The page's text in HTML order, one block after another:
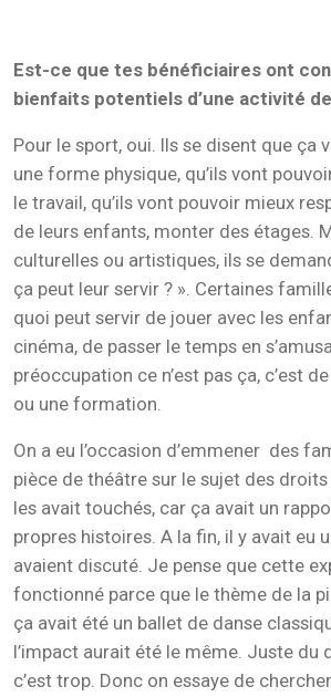
Est-ce que tes bénéficiaires ont
bienfaits potentiels d’une activité
Pour le sport, oui. Ils se disent que ça
une forme physique, qu’ils vont
le travail, qu’ils vont pouvoir mieux
de leurs enfants, monter des étages.
culturelles ou artistiques, ils se
ça peut leur servir ? ». Certaines
quoi peut servir de jouer avec les
cinéma, de passer le temps en
préoccupation ce n’est pas ça, c’est
ou une formation.
On a eu l’occasion d’emmener des
pièce de théâtre sur le sujet des
les avait touchés, car ça avait un
propres histoires. A la fin, il y avait eu
avaient discuté. Je pense que cette
fonctionné parce que le thème de la
ça avait été un ballet de danse
l’impact aurait été le même. Juste du
c’est trop. Donc on essaye de